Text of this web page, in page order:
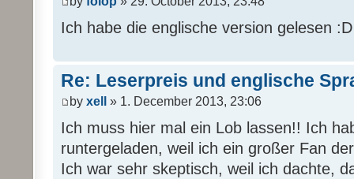
Ich habe die englische version gelesen
Re: Leserpreis und englische
by xell » 1. December 2013, 23:06
Ich muss hier mal ein Lob lassen!! Ich
runtergeladen, weil ich ein großer Fan
Ich war sehr skeptisch, weil ich dachte,